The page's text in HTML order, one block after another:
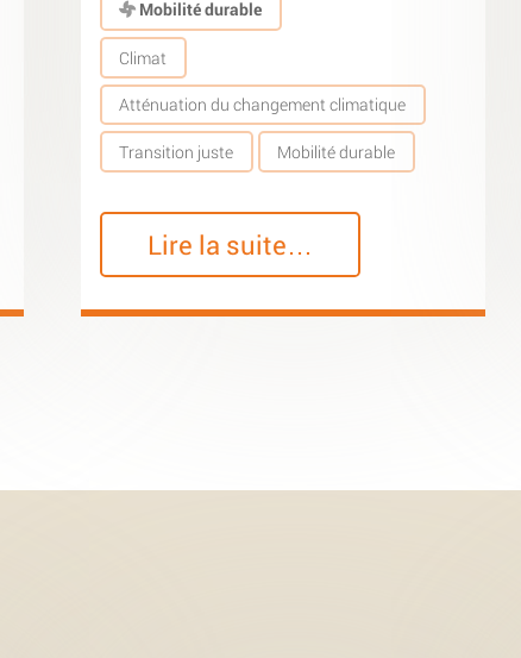
Mobilité durable
Climat
Atténuation du changement climatique
Transition juste Mobilité durable
Lire la suite…